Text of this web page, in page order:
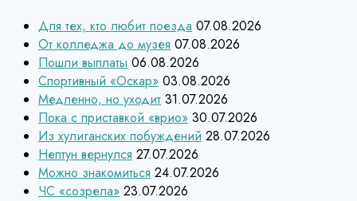
Для тех, кто любит поезда 07.08.2026
От колледжа до музея 07.08.2026
Пошли выплаты 06.08.2026
Спортивный «Оскар» 03.08.2026
Медленно, но уходит 31.07.2026
Пока с приставкой «врио» 30.07.2026
Из хулиганских побуждений 28.07.2026
Нептун вернулся 27.07.2026
Можно знакомиться 24.07.2026
ЧС «созрела» 23.07.2026